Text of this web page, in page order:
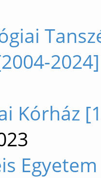
2024]
Kórház
Egyetem